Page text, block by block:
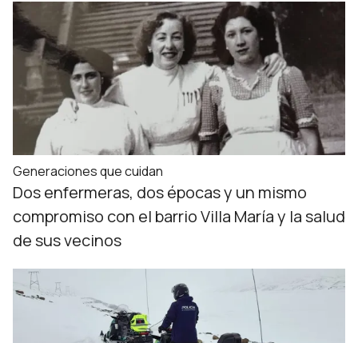
Generaciones que cuidan
Dos enfermeras, dos épocas y un mismo
compromiso con el barrio Villa María y la salud
de sus vecinos